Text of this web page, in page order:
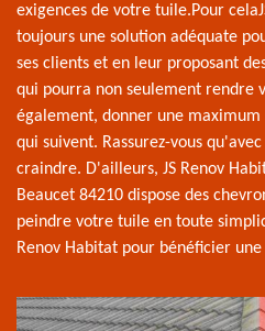
exigences de votre tuile.Pour
toujours une solution adéquate
ses clients et en leur proposant
qui pourra non seulement rendre
également, donner une maximum
qui suivent. Rassurez-vous
craindre. D'ailleurs, JS Renov
Beaucet 84210 dispose des
peindre votre tuile en toute
Renov Habitat pour bénéficier